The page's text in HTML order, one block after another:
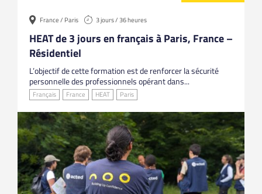
France / Paris 3 jours / 36 heures
HEAT de 3 jours en français à Paris, France –
Résidentiel
L’objectif de cette formation est de renforcer la sécurité
personnelle des professionnels opérant dans...
Français France HEAT Paris